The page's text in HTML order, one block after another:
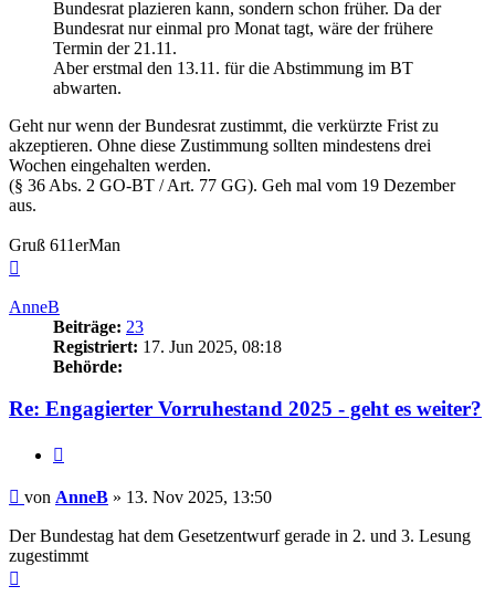
Bundesrat plazieren kann, sondern schon früher. Da der
Bundesrat nur einmal pro Monat tagt, wäre der frühere
Termin der 21.11.
Aber erstmal den 13.11. für die Abstimmung im BT
abwarten.
Geht nur wenn der Bundesrat zustimmt, die verkürzte Frist zu
akzeptieren. Ohne diese Zustimmung sollten mindestens drei
Wochen eingehalten werden.
(§ 36 Abs. 2 GO-BT / Art. 77 GG). Geh mal vom 19 Dezember
aus.
Gruß 611erMan
AnneB
Beiträge: 23
Registriert: 17. Jun 2025, 08:18
Behörde:
Re: Engagierter Vorruhestand 2025 - geht es weiter?
Beitrag
von AnneB » 13. Nov 2025, 13:50
Der Bundestag hat dem Gesetzentwurf gerade in 2. und 3. Lesung
zugestimmt